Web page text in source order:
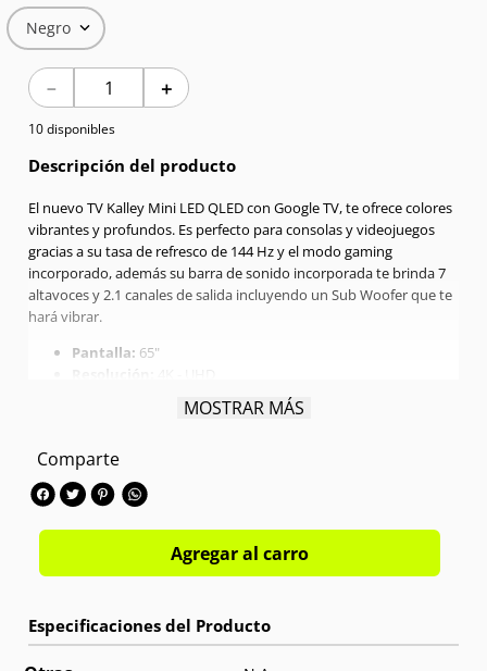
Negro
＋
－
10 disponibles
Descripción del producto
El nuevo TV Kalley Mini LED QLED con Google TV, te ofrece colores
vibrantes y profundos. Es perfecto para consolas y videojuegos
gracias a su tasa de refresco de 144 Hz y el modo gaming
incorporado, además su barra de sonido incorporada te brinda 7
altavoces y 2.1 canales de salida incluyendo un Sub Woofer que te
hará vibrar.
Pantalla: 65"
2025
HDMI:Si (2)
TDT:SI
Smart TV:Si
Comandos de Voz:Si
MOSTRAR MÁS
Comparte
Agregar al carro
7.
Celulares
8.
Iphone 15 Pro Max
9.
Iphone 17
10. Audífonos